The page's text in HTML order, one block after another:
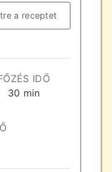
a receptet
IDŐ
30 perc
min